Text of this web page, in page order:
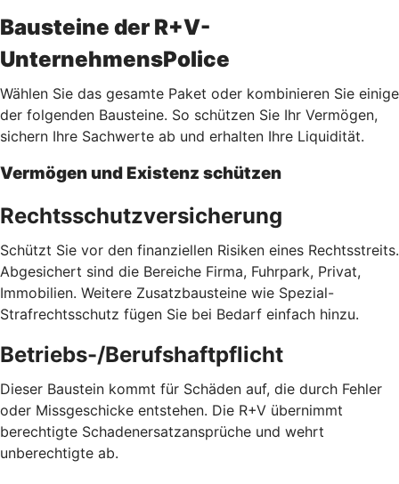
Bausteine der R+V-
UnternehmensPolice
Wählen Sie das gesamte Paket oder kombinieren Sie einige
der folgenden Bausteine. So schützen Sie Ihr Vermögen,
sichern Ihre Sachwerte ab und erhalten Ihre Liquidität.
Vermögen und Existenz schützen
Rechtsschutzversicherung
Schützt Sie vor den finanziellen Risiken eines Rechtsstreits.
Abgesichert sind die Bereiche Firma, Fuhrpark, Privat,
Immobilien. Weitere Zusatzbausteine wie Spezial-
Strafrechtsschutz fügen Sie bei Bedarf einfach hinzu.
Betriebs-/Berufshaftpflicht
Dieser Baustein kommt für Schäden auf, die durch Fehler
oder Missgeschicke entstehen. Die R+V übernimmt
berechtigte Schadenersatzansprüche und wehrt
unberechtigte ab.